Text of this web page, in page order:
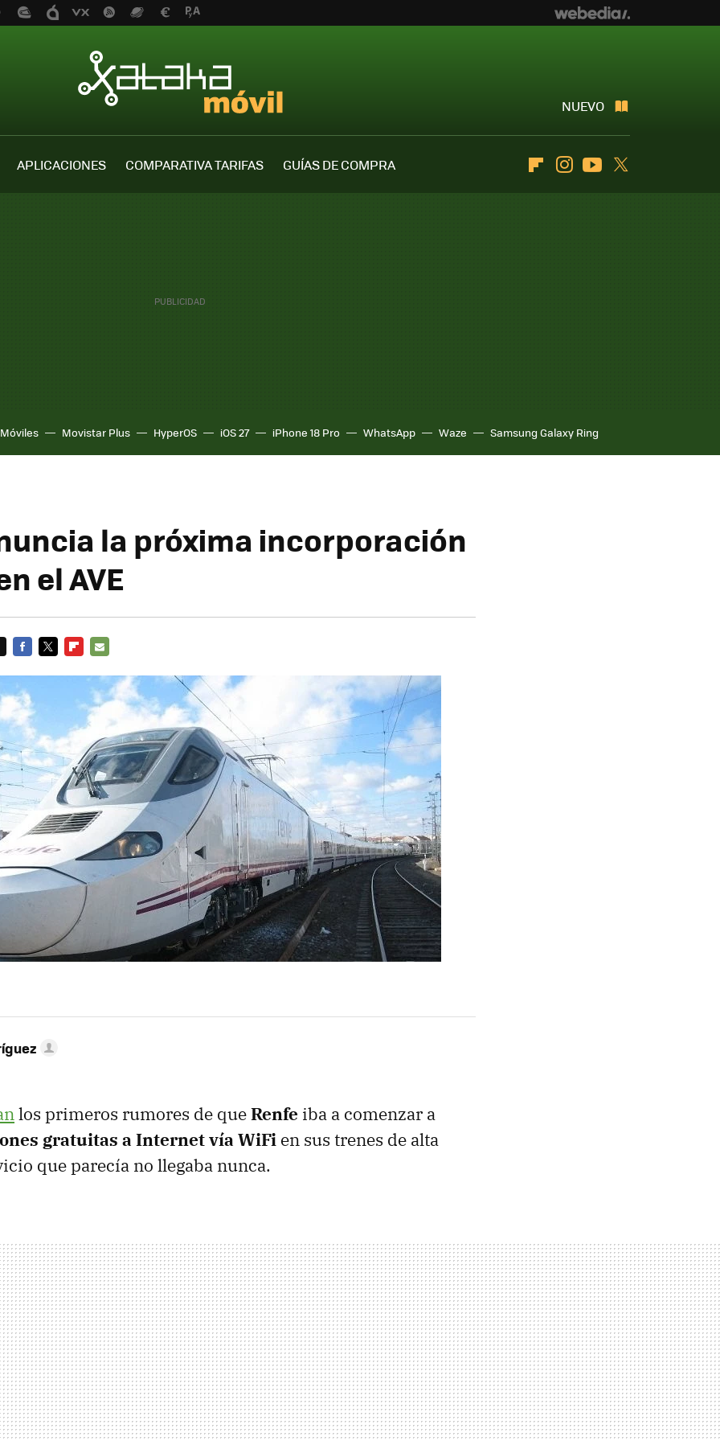
NUEVO
APLICACIONES COMPARATIVA TARIFAS GUÍAS DE COMPRA FlipboardInstagramYoutube
Móviles Movistar Plus HyperOS iOS 27 iPhone 18 Pro WhatsApp Waze Samsung Galaxy Ring
la próxima incorporación
el AVE
MAIL
los primeros rumores de queRenfe iba a comenzar a
gratuitas a Internet vía WiFi en sus trenes de alta
que parecía no llegaba nunca.